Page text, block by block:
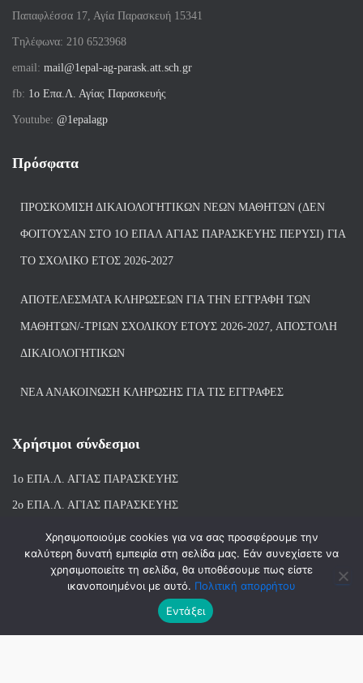
Παπαφλέσσα 17, Αγία Παρασκευή 15341
Tηλέφωνα: 210 6523968
email: mail@1epal-ag-parask.att.sch.gr
fb: 1ο Επα.Λ. Αγίας Παρασκευής
Youtube: @1epalagp
Πρόσφατα
ΠΡΟΣΚΌΜΙΣΗ ΔΙΚΑΙΟΛΟΓΗΤΙΚΏΝ ΝΈΩΝ ΜΑΘΗΤΏΝ (ΔΕΝ
ΦΟΙΤΟΎΣΑΝ ΣΤΟ 1Ο ΕΠΑΛ ΑΓΙΑΣ ΠΑΡΑΣΚΕΥΗΣ ΠΈΡΥΣΙ) ΓΙΑ
ΤΟ ΣΧΟΛΙΚΌ ΈΤΟΣ 2026-2027
ΑΠΟΤΕΛΈΣΜΑΤΑ ΚΛΗΡΏΣΕΩΝ ΓΙΑ ΤΗΝ ΕΓΓΡΑΦΉ ΤΩΝ
ΜΑΘΗΤΏΝ/-ΤΡΙΏΝ ΣΧΟΛΙΚΟΎ ΈΤΟΥΣ 2026-2027, ΑΠΟΣΤΟΛΉ
ΔΙΚΑΙΟΛΟΓΗΤΙΚΏΝ
ΝΕΑ ΑΝΑΚΟΙΝΩΣΗ ΚΛΗΡΩΣΗΣ ΓΙΑ ΤΙΣ ΕΓΓΡΑΦΕΣ
Χρήσιμοι σύνδεσμοι
1ο ΕΠΑ.Λ. ΑΓΙΑΣ ΠΑΡΑΣΚΕΥΗΣ
2ο ΕΠΑ.Λ. ΑΓΙΑΣ ΠΑΡΑΣΚΕΥΗΣ
1ο Ε.Κ. ΑΓΙΑΣ ΠΑΡΑΣΚΕΥΗΣ
ΒΙΒΛΙΟΘΗΚΗ 1ου & 2ου ΕΠΑΛ ΑΓΙΑΣ ΠΑΡΑΣΚΕΥΗΣ
Hestia | Αναπτύχθηκε απόThemeIsle
Χρησιμοποιούμε cookies για να σας προσφέρουμε την
καλύτερη δυνατή εμπειρία στη σελίδα μας. Εάν συνεχίσετε να
χρησιμοποιείτε τη σελίδα, θα υποθέσουμε πως είστε
ικανοποιημένοι με αυτό. Πολιτική απορρήτου
Εντάξει